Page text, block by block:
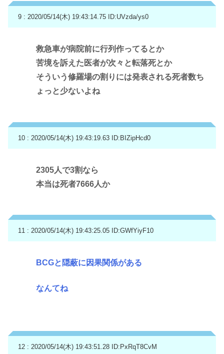
9 : 2020/05/14(木) 19:43:14.75 ID:UVzda/ys0
救急車が病院前に行列作ってるとか
苦境を訴えた医者が次々と転落死とか
そういう修羅場の割りには発表される死者数ち
ょっと少ないよね
10 : 2020/05/14(木) 19:43:19.63 ID:BIZipHcd0
2305人で3割なら
本当は死者7666人か
11 : 2020/05/14(木) 19:43:25.05 ID:GWfYiyF10
BCGと隠蔽に因果関係がある
なんてね
12 : 2020/05/14(木) 19:43:51.28 ID:PxRqT8CvM